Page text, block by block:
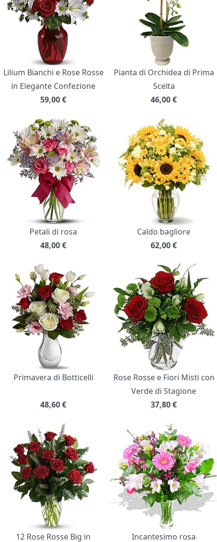
Lilium Bianchi e Rose Rosse
in Elegante Confezione
59,00€
Pianta di Orchidea di Prima
Scelta
46,00€
Petali di rosa
48,00€
Caldo bagliore
62,00€
Primavera di Botticelli
48,60€
Rose Rosse e Fiori Misti con
Verde di Stagione
37,80€
12 Rose Rosse Big in Incantesimo rosa